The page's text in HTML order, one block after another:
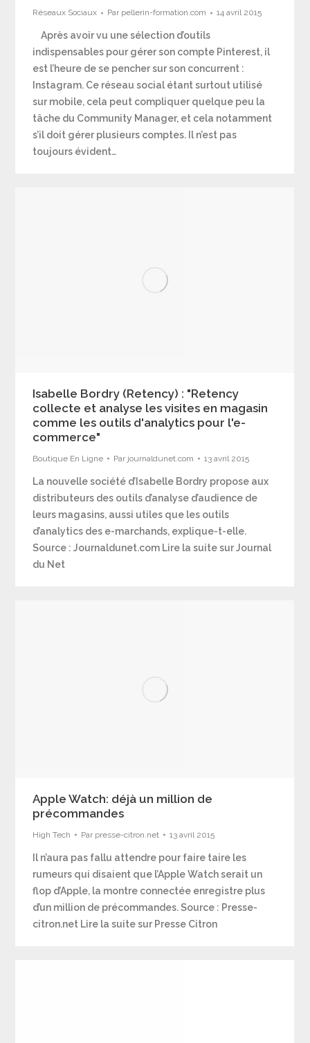
Réseaux Sociaux Par pellerin-formation.com 14 avril 2015
Après avoir vu une sélection d’outils
indispensables pour gérer son compte Pinterest, il
est l’heure de se pencher sur son concurrent :
Instagram. Ce réseau social étant surtout utilisé
sur mobile, cela peut compliquer quelque peu la
tâche du Community Manager, et cela notamment
s’il doit gérer plusieurs comptes. Il n’est pas
toujours évident…
Isabelle Bordry (Retency) : "Retency
collecte et analyse les visites en magasin
comme les outils d'analytics pour l'e-
commerce"
Boutique En Ligne Par journaldunet.com 13 avril 2015
La nouvelle société d’Isabelle Bordry propose aux
distributeurs des outils d’analyse d’audience de
leurs magasins, aussi utiles que les outils
d’analytics des e-marchands, explique-t-elle.
Source : Journaldunet.com Lire la suite sur Journal
du Net
Apple Watch: déjà un million de
précommandes
High Tech Par presse-citron.net 13 avril 2015
Il n’aura pas fallu attendre pour faire taire les
rumeurs qui disaient que l’Apple Watch serait un
flop d’Apple, la montre connectée enregistre plus
d’un million de précommandes. Source : Presse-
citron.net Lire la suite sur Presse Citron